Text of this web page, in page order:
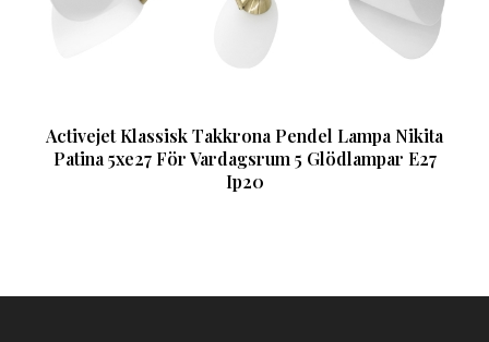
Activejet Klassisk Takkrona Pendel Lampa Nikita
Patina 5xe27 För Vardagsrum 5 Glödlampar E27
Ip20